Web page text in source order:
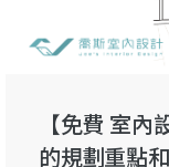
【免費 室
的規劃重點